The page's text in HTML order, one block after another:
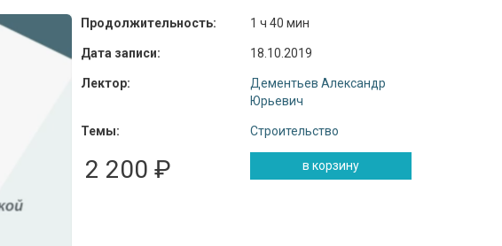
Продолжительность: 1 ч 40 мин
Дата записи: 18.10.2019
Лектор:
Дементьев Александр
Юрьевич
Темы: Строительство
2 200 ₽